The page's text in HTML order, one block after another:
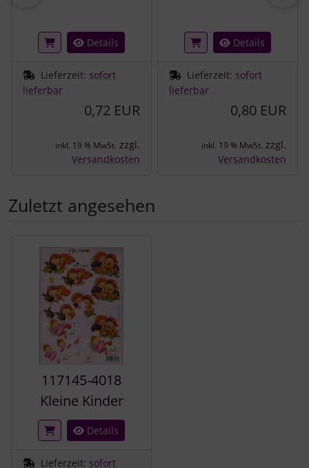
Details
Lieferzeit: sofort
lieferbar
0,72 EUR
inkl. 19 % MwSt. zzgl.
Versandkosten
Details
Lieferzeit: sofort
lieferbar
0,80 EUR
inkl. 19 % MwSt. zzgl.
Versandkosten
Zuletzt angesehen
117145-4018
Kleine Kinder
Details
Lieferzeit: sofort